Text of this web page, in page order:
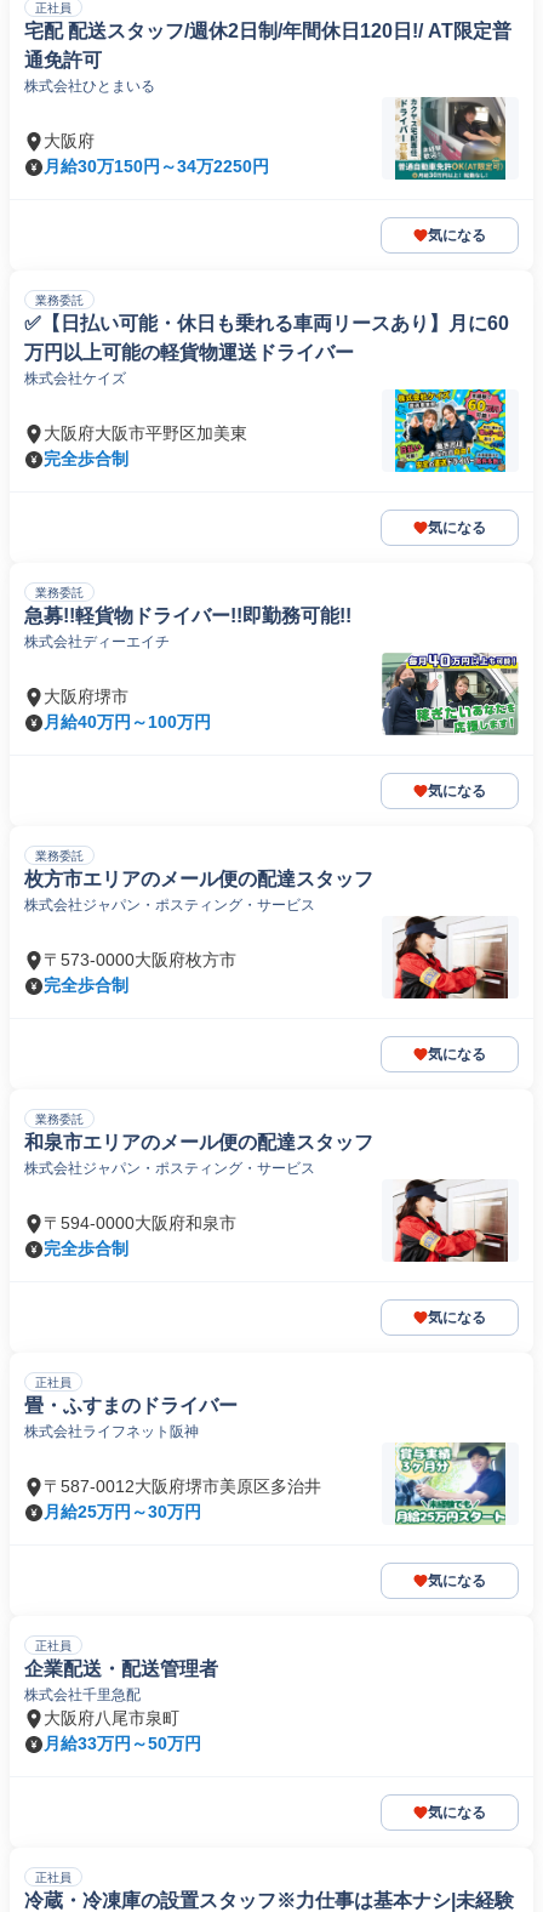
正社員
宅配 配送スタッフ/週休2日制/年間休日120日!/ AT限定普
通免許可
株式会社ひとまいる
大阪府
月給30万150円～34万2250円
気になる
業務委託
✅【日払い可能・休日も乗れる車両リースあり】月に60
万円以上可能の軽貨物運送ドライバー
株式会社ケイズ
大阪府大阪市平野区加美東
完全歩合制
気になる
業務委託
急募!!軽貨物ドライバー!!即勤務可能!!
株式会社ディーエイチ
大阪府堺市
月給40万円～100万円
気になる
業務委託
枚方市エリアのメール便の配達スタッフ
株式会社ジャパン・ポスティング・サービス
〒573-0000大阪府枚方市
完全歩合制
気になる
業務委託
和泉市エリアのメール便の配達スタッフ
株式会社ジャパン・ポスティング・サービス
〒594-0000大阪府和泉市
完全歩合制
気になる
正社員
畳・ふすまのドライバー
株式会社ライフネット阪神
〒587-0012大阪府堺市美原区多治井
月給25万円～30万円
気になる
正社員
企業配送・配送管理者
株式会社千里急配
大阪府八尾市泉町
月給33万円～50万円
気になる
正社員
冷蔵・冷凍庫の設置スタッフ※力仕事は基本ナシ|未経験